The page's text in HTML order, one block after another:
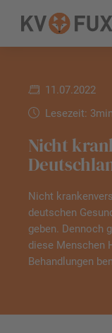
11.07.2022
Lesezeit: 3min
Nicht
Nicht
deutschen
geben. Dennoch
diese Menschen
Behandlungen